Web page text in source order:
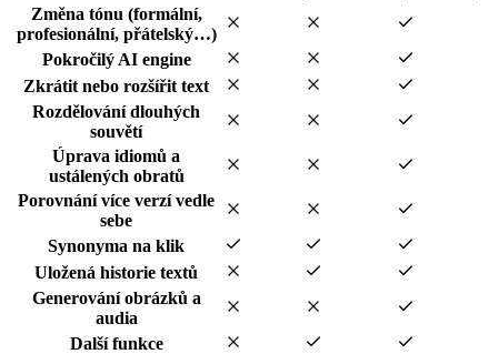
Změna tónu (formální,
profesionální, přátelský…)
Pokročilý AI engine
Zkrátit nebo rozšířit text
Rozdělování dlouhých
souvětí
Úprava idiomů a
ustálených obratů
Porovnání více verzí vedle
sebe
Synonyma na klik
Uložená historie textů
Generování obrázků a
audia
Další funkce